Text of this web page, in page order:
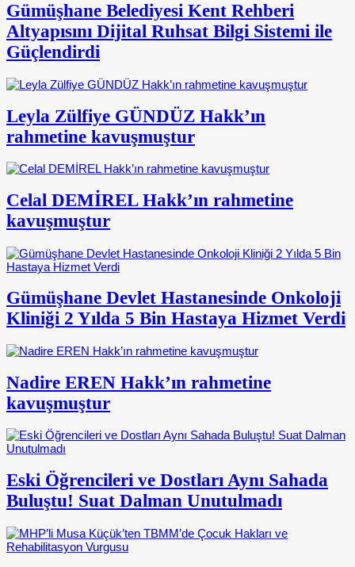
Gümüşhane Belediyesi Kent Rehberi
Altyapısını Dijital Ruhsat Bilgi Sistemi ile
Güçlendirdi
Leyla Zülfiye GÜNDÜZ Hakk’ın
rahmetine kavuşmuştur
Celal DEMİREL Hakk’ın rahmetine
kavuşmuştur
Gümüşhane Devlet Hastanesinde Onkoloji
Kliniği 2 Yılda 5 Bin Hastaya Hizmet Verdi
Nadire EREN Hakk’ın rahmetine
kavuşmuştur
Eski Öğrencileri ve Dostları Aynı Sahada
Buluştu! Suat Dalman Unutulmadı